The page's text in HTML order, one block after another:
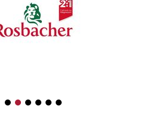
1 2 3 4 5 6